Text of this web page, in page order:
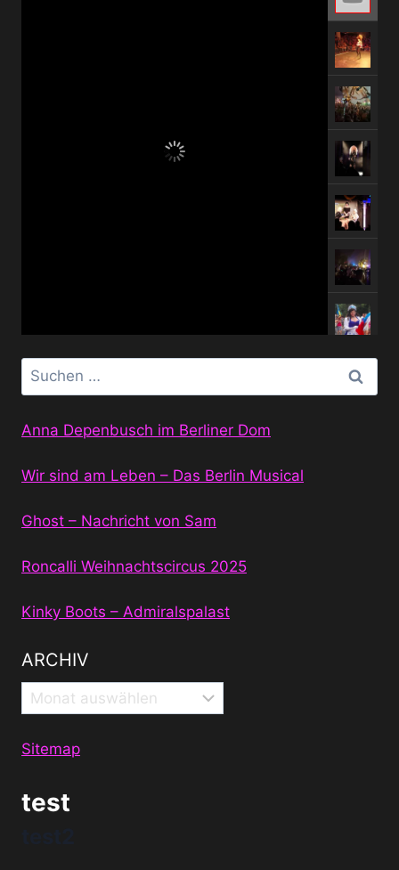
Suchen
nach:
Anna Depenbusch im Berliner Dom
Wir sind am Leben – Das Berlin Musical
Ghost – Nachricht von Sam
Roncalli Weihnachtscircus 2025
Kinky Boots – Admiralspalast
ARCHIV
Archiv
Sitemap
test